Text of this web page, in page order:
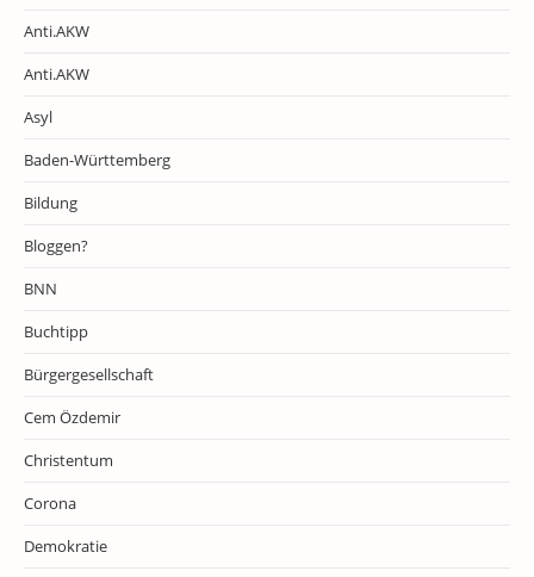
Anti.AKW
Anti.AKW
Asyl
Baden-Württemberg
Bildung
Bloggen?
BNN
Buchtipp
Bürgergesellschaft
Cem Özdemir
Christentum
Corona
Demokratie